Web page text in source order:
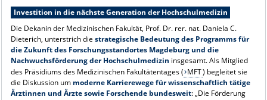
Investition in die nächste Generation der Hochschulmedizin
Die Dekanin der Medizinischen Fakultät, Prof. Dr. rer. nat. Daniela C.
Dieterich, unterstrich die strategische Bedeutung des Programms für
die Zukunft des Forschungsstandortes Magdeburg und die
Nachwuchsförderung der Hochschulmedizin insgesamt. Als Mitglied
des Präsidiums des Medizinischen Fakultätentages ( MFT) begleitet sie
die Diskussion um moderne Karrierewege für wissenschaftlich tätige
Ärztinnen und Ärzte sowie Forschende bundesweit: „Die Förderung